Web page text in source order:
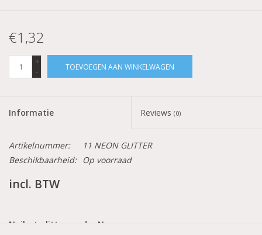
€1,32
+
-
TOEVOEGEN AAN WINKELWAGEN
Informatie Reviews (0)
Artikelnummer:
11 NEON GLITTER
Beschikbaarheid:
Op voorraad
incl. BTW
Nailart glitterpoeder Neon